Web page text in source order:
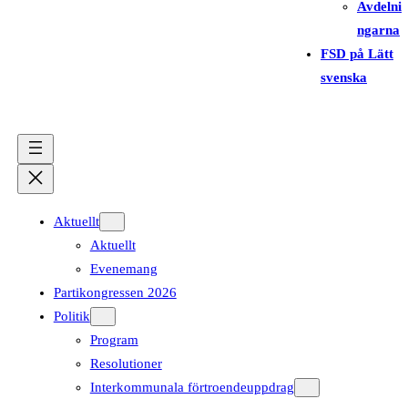
Avdelni
ngarna
FSD på Lätt
svenska
Aktuellt
Aktuellt
Evenemang
Partikongressen 2026
Politik
Program
Resolutioner
Interkommunala förtroendeuppdrag